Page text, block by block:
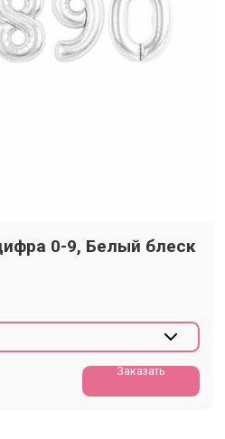
0-9, Белый блеск
Заказать